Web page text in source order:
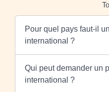
Pour quel pays faut-il
international ?
Qui peut demander un
international ?